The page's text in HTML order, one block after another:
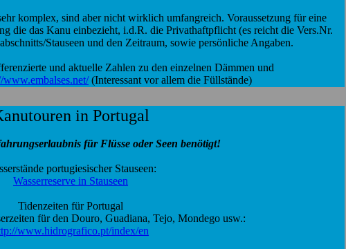
komplex, sind aber nicht wirklich umfangreich. Voraussetzung für eine
die das Kanu einbezieht, i.d.R. die Privathaftpflicht (es reicht die Vers.Nr.
Stauseen und den Zeitraum, sowie persönliche Angaben.
und aktuelle Zahlen zu den einzelnen Dämmen und
www.embalses.net/ (Interessant vor allem die Füllstände)
in Portugal
für Flüsse oder Seen benötigt!
portugiesischer Stauseen:
Wasserreserve in Stauseen
Tidenzeiten für Portugal
für den Douro, Guadiana, Tejo, Mondego usw.:
www.hidrografico.pt/index/en